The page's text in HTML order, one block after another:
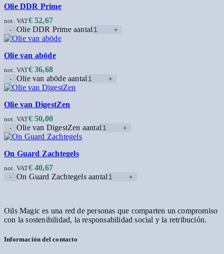
Olie DDR Prime
€52,67
not. VAT
Olie DDR Prime aantal
Olie van abōde
€36,68
not. VAT
Olie van abōde aantal
Olie van DigestZen
€50,00
not. VAT
Olie van DigestZen aantal
On Guard Zachtegels
€40,67
not. VAT
On Guard Zachtegels aantal
Oils Magic es una red de personas que comparten un compromiso
con la sostenibilidad, la responsabilidad social y la retribución.
Información del contacto